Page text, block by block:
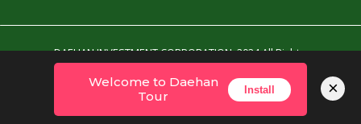
DAEHAN INVESTMENT CORPORATION. 2024 All Right
Reserved. Powered By YubinSoft
Welcome to Daehan
Tour
Install ×